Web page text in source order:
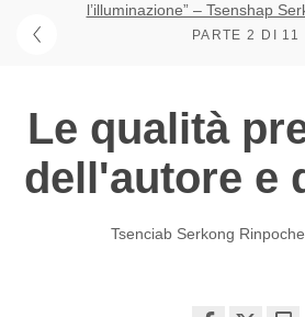
l’illuminazione” – Tsenshap
PARTE 2 DI 11
Le qualità
dell'autore e
Tsenciab Serkong Rinpoche